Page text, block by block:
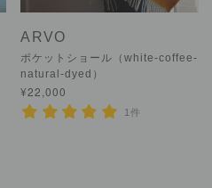
ARVO
ポケットショール（white-coffee-
natural-dyed）
¥22,000
1件